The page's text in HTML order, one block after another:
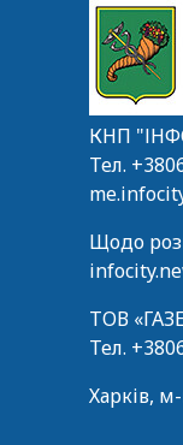
КНП
Тел.
Щодо
ТОВ
Тел.
Харків,